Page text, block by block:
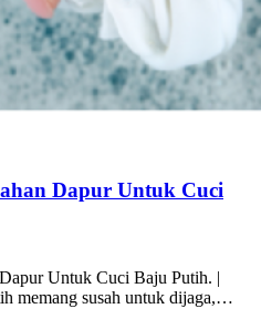
Dapur Untuk Cuci
Untuk Cuci Baju Putih. |
memang susah untuk dijaga,…